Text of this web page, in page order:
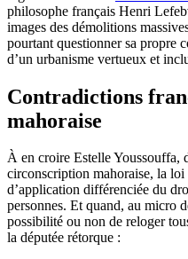
philosophe français Henri
images des démolitions
pourtant questionner sa propre
d’un urbanisme vertueux et
Contradictions
mahoraise
À en croire Estelle Youssouffa,
circonscription mahoraise, la
d’application différenciée du
personnes. Et quand, au micro
possibilité ou non de reloger
la députée rétorque :